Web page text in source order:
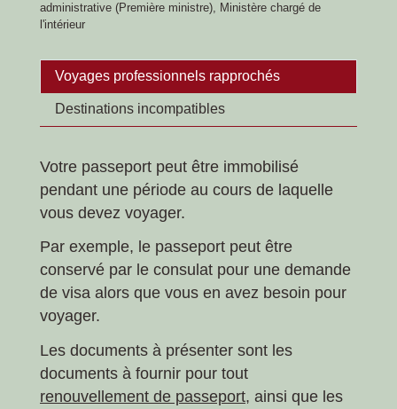
administrative (Première ministre), Ministère chargé de
l'intérieur
Voyages professionnels rapprochés
Destinations incompatibles
Votre passeport peut être immobilisé
pendant une période au cours de laquelle
vous devez voyager.
Par exemple, le passeport peut être
conservé par le consulat pour une demande
de visa alors que vous en avez besoin pour
voyager.
Les documents à présenter sont les
documents à fournir pour tout
renouvellement de passeport, ainsi que les